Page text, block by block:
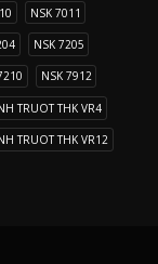
NSK 7011
NSK 7205
NSK 7912
TRUOT THK VR4
TRUOT THK VR12